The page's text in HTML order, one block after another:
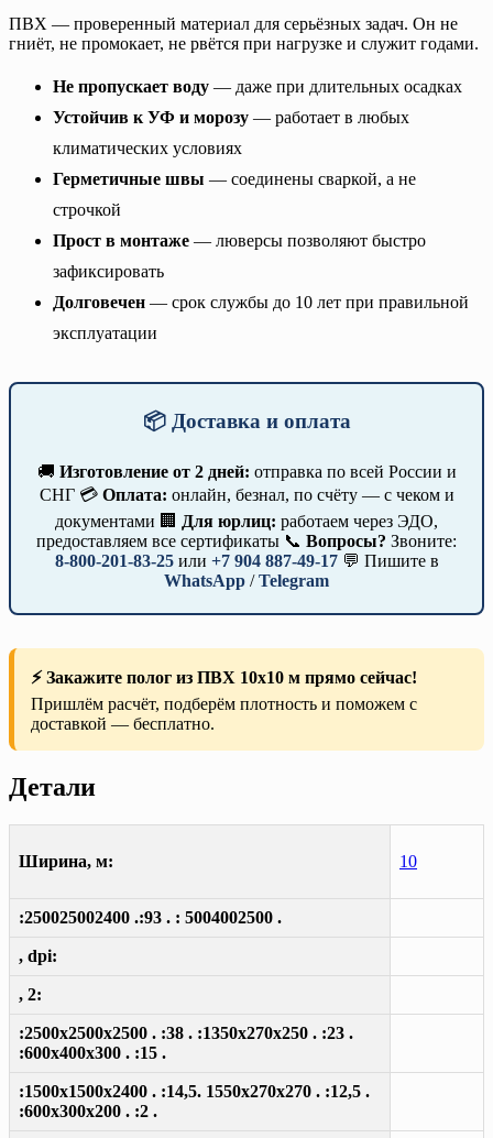
ПВХ — проверенный материал для серьёзных задач. Он не
гниёт, не промокает, не рвётся при нагрузке и служит годами.
Не пропускает воду — даже при длительных осадках
Устойчив к УФ и морозу — работает в любых
климатических условиях
Герметичные швы — соединены сваркой, а не
строчкой
Прост в монтаже — люверсы позволяют быстро
зафиксировать
Долговечен — срок службы до 10 лет при правильной
эксплуатации
📦 Доставка и оплата
🚚 Изготовление от 2 дней: отправка по всей России и
СНГ 💳 Оплата: онлайн, безнал, по счёту — с чеком и
документами 🏢 Для юрлиц: работаем через ЭДО,
предоставляем все сертификаты 📞 Вопросы? Звоните:
8-800-201-83-25или +7 904 887-49-17💬 Пишите в
WhatsApp /Telegram
⚡ Закажите полог из ПВХ 10х10 м прямо сейчас!
Пришлём расчёт, подберём плотность и поможем с
доставкой — бесплатно.
Детали
Ширина, м: 10
:250025002400 .:93 . : 5004002500 .
, dpi:
, 2:
:2500x2500x2500 . :38 . :1350x270x250 . :23 .
:600x400x300 . :15 .
:1500x1500x2400 . :14,5. 1550x270x270 . :12,5 .
:600x300x200 . :2 .